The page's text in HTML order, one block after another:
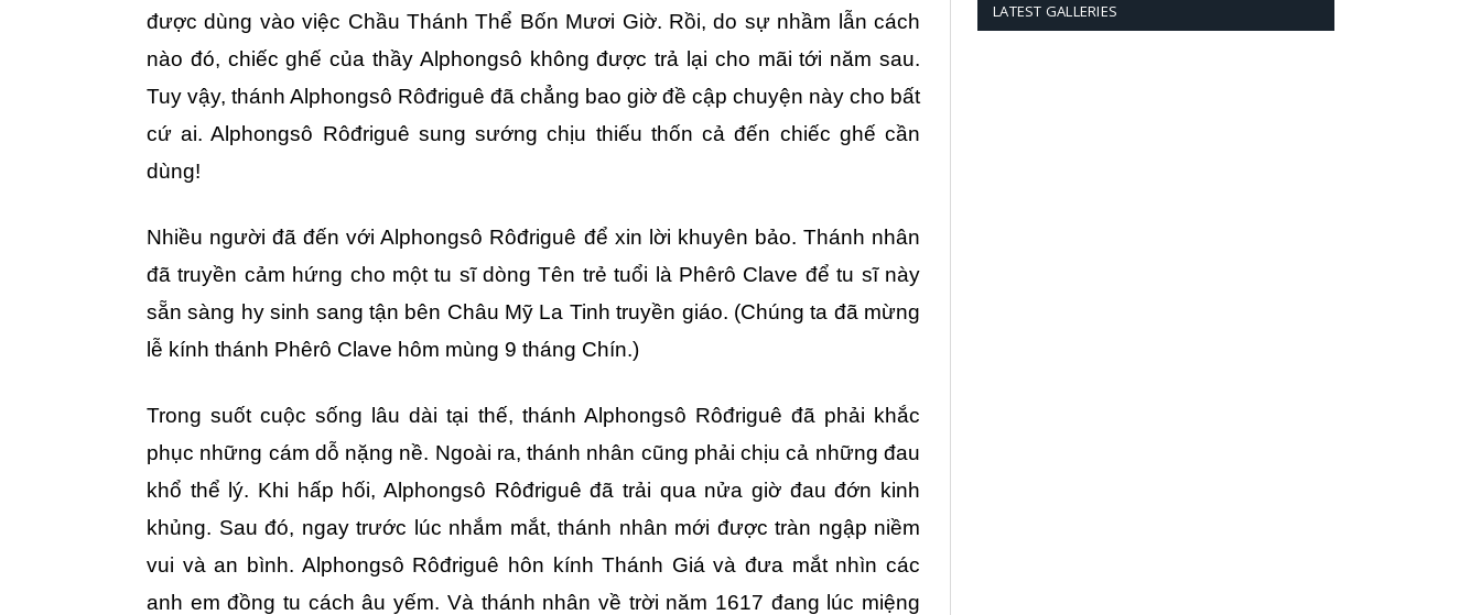
được dùng vào việc Chầu Thánh Thể Bốn Mươi Giờ. Rồi, do sự nhầm lẫn cách
nào đó, chiếc ghế của thầy Alphongsô không được trả lại cho mãi tới năm sau.
Tuy vậy, thánh Alphongsô Rôđriguê đã chẳng bao giờ đề cập chuyện này cho bất
cứ ai. Alphongsô Rôđriguê sung sướng chịu thiếu thốn cả đến chiếc ghế cần
dùng!
Nhiều người đã đến với Alphongsô Rôđriguê để xin lời khuyên bảo. Thánh nhân
đã truyền cảm hứng cho một tu sĩ dòng Tên trẻ tuổi là Phêrô Clave để tu sĩ này
sẵn sàng hy sinh sang tận bên Châu Mỹ La Tinh truyền giáo. (Chúng ta đã mừng
lễ kính thánh Phêrô Clave hôm mùng 9 tháng Chín.)
Trong suốt cuộc sống lâu dài tại thế, thánh Alphongsô Rôđriguê đã phải khắc
phục những cám dỗ nặng nề. Ngoài ra, thánh nhân cũng phải chịu cả những đau
khổ thể lý. Khi hấp hối, Alphongsô Rôđriguê đã trải qua nửa giờ đau đớn kinh
khủng. Sau đó, ngay trước lúc nhắm mắt, thánh nhân mới được tràn ngập niềm
vui và an bình. Alphongsô Rôđriguê hôn kính Thánh Giá và đưa mắt nhìn các
anh em đồng tu cách âu yếm. Và thánh nhân về trời năm 1617 đang lúc miệng
LATEST GALLERIES